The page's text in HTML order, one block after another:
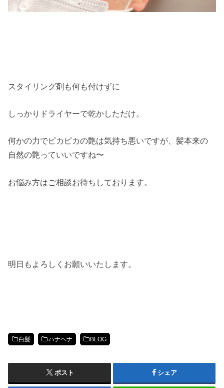
スタイリング剤も何も付けずに
しっかりドライヤーで乾かしただけ。
何かの力でピカピカの艶は気持ち悪いですが、髪本来の
自然の艶っていいですね〜
お悩み方はご相談お待ちしております。
明日もよろしくお願いいたします。
白髪 ハナヘナ BLOG
ポスト シェア